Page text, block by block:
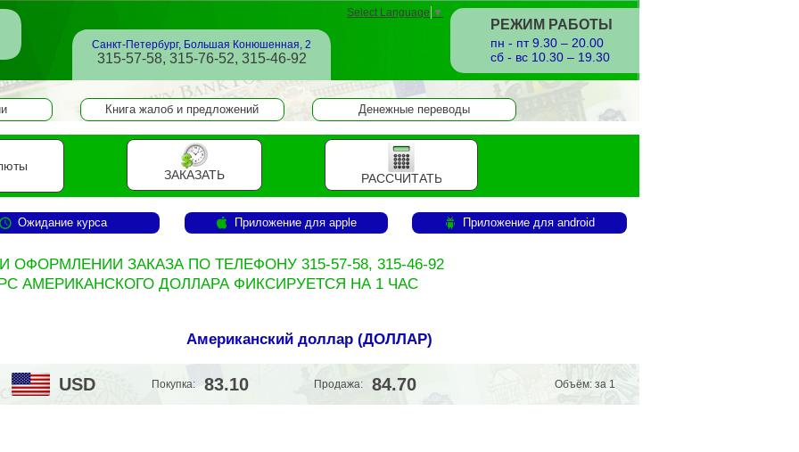
Санкт-Петербург, Большая Конюшенная, 2
315-57-58, 315-76-52, 315-46-92
РЕЖИМ РАБОТЫ
пн - пт 9.30 – 20.00
сб - вс 10.30 – 19.30
Книга жалоб и предложений Денежные переводы
Select Language ▼
ЗАКАЗАТЬ РАССЧИТАТЬ
Ожидание курса Приложение для apple Приложение для android
ОФОРМЛЕНИИ ЗАКАЗА ПО ТЕЛЕФОНУ 315-57-58, 315-46-92
АМЕРИКАНСКОГО ДОЛЛАРА ФИКСИРУЕТСЯ НА 1 ЧАС
Американский доллар (ДОЛЛАР)
USD Покупка: 83.10 Продажа: 84.70 Объём: за 1